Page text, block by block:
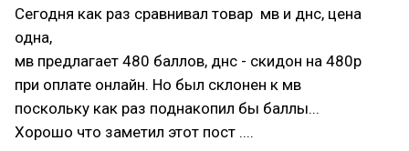
Сегодня как раз сравнивал товар мв и днс, цена
одна,
мв предлагает 480 баллов, днс - скидон на 480р
при оплате онлайн. Но был склонен к мв
поскольку как раз поднакопил бы баллы...
Хорошо что заметил этот пост ....